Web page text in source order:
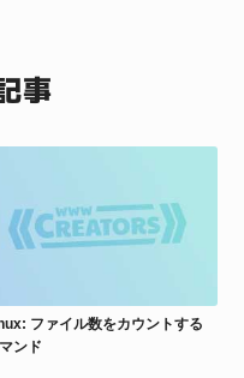
事
ファイル数をカウントする
ンド